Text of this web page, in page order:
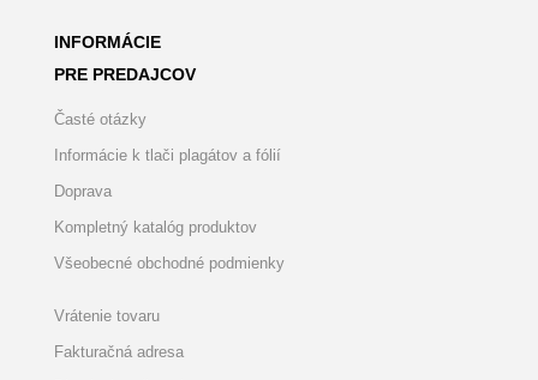
INFORMÁCIE
PRE PREDAJCOV
Časté otázky
Informácie k tlači plagátov a fólií
Doprava
Kompletný katalóg produktov
Všeobecné obchodné podmienky
Vrátenie tovaru
Fakturačná adresa